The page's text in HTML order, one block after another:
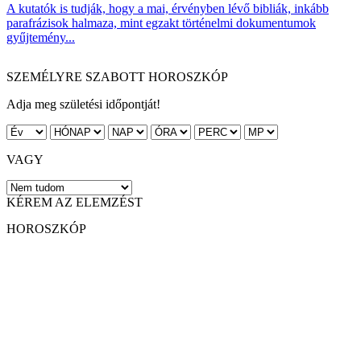
A kutatók is tudják, hogy a mai, érvényben lévő bibliák, inkább
parafrázisok halmaza, mint egzakt történelmi dokumentumok
gyűjtemény...
SZEMÉLYRE SZABOTT HOROSZKÓP
Adja meg születési időpontját!
VAGY
KÉREM AZ ELEMZÉST
HOROSZKÓP